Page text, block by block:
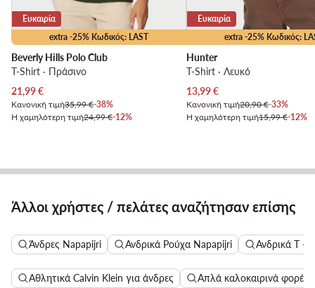
extra -25% Κωδικός: LAST
Ευκαιρία
Beverly Hills Polo Club
T-Shirt · Πράσινο
Τρέχουσα τιμή
21,99€
Κανονική τιμή35,99 €-38%
Η χαμηλότερη τιμή24,99 €-12%
extra -25% Κωδικός:
Ευκαιρία
Hunter
T-Shirt · Λευκό
Τρέχουσα τιμή
13,99€
Κανονική τιμή20,90 €-33%
Η χαμηλότερη τιμή15,99 €-12%
Άλλοι χρήστες / πελάτες αναζήτησαν επίσης
Άνδρες Napapijri Ανδρικά Ρούχα Napapijri Ανδρικά T -
Αθλητικά Calvin Klein για άνδρες Απλά καλοκαιρινά